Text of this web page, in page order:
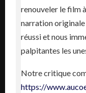
renouveler le film
narration originale
réussi et nous
palpitantes les
Notre critique
https://